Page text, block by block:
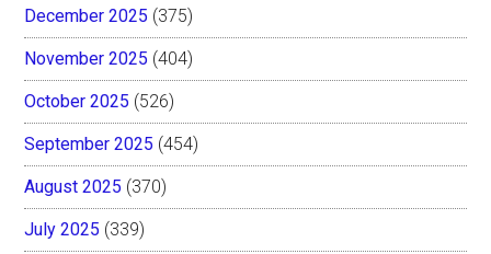
December 2025 (375)
November 2025 (404)
October 2025 (526)
September 2025 (454)
August 2025 (370)
July 2025 (339)